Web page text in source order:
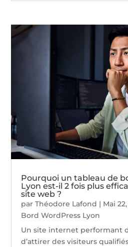
Pourquoi un tableau de
Lyon est-il 2 fois plus
site web ?
parThéodore Lafond | Mai
Bord WordPress Lyon
Un site internet performant
d’attirer des visiteurs